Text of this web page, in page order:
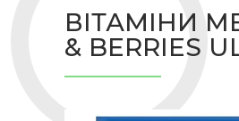
ВІТАМІНИ
& BERRIES